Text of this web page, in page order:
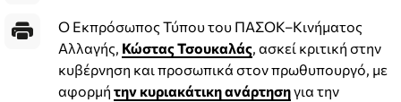
Ο Εκπρόσωπος Τύπου του ΠΑΣΟΚ–Κινήματος
Αλλαγής, Κώστας Τσουκαλάς , ασκεί κριτική στην
κυβέρνηση και προσωπικά στον πρωθυπουργό, με
αφορμή την κυριακάτικη ανάρτησηγια την